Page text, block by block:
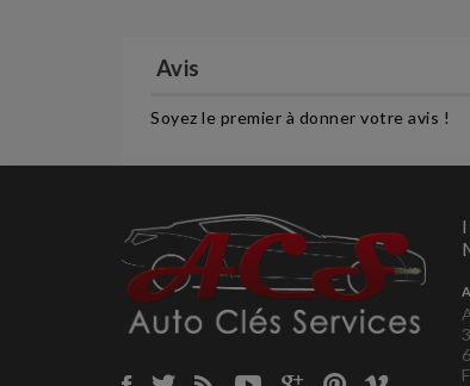
Avis
Soyez le premier à donner votre avis !